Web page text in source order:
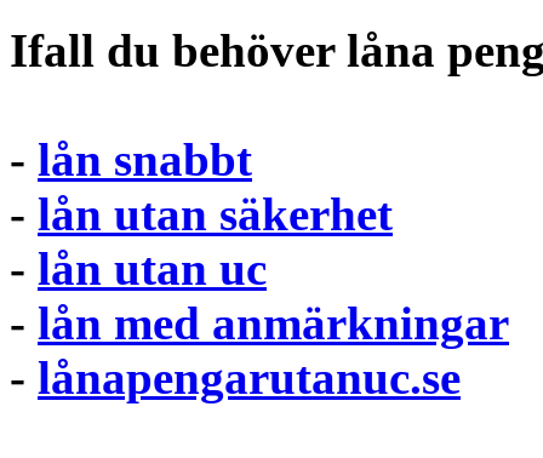
Ifall du behöver låna
- lån snabbt
- lån utan säkerhet
- lån utan uc
- lån med anmärkningar
- lånapengarutanuc.se